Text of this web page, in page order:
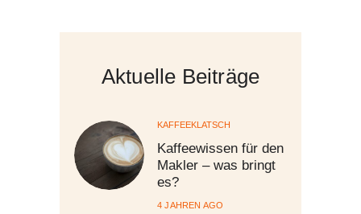
Aktuelle Beiträge
KAFFEEKLATSCH
Kaffeewissen für den
Makler – was bringt
es?
4 JAHREN AGO